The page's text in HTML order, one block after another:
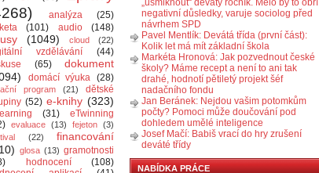
analýza
(25)
(101) audio (148)
(1049) cloud (22)
vzdělávání
(44)
(65)
dokument
domácí výuka (28)
program (21)
dětské
(52) e-knihy (323)
(31)
eTwinning
evaluace (13) fejeton (3)
(22)
financování
glosa (13) gramotnosti
hodnocení
(108)
„ušmiknout“ devátý ročník. Mělo by to obří
negativní důsledky, varuje sociolog před
návrhem SPD
Pavel Mentlík: Devátá třída (první část):
Kolik let má mít základní škola
Markéta Hronová: Jak pozvednout české
školy? Máme recept a není to ani tak
drahé, hodnotí pětiletý projekt šéf
nadačního fondu
Jan Beránek: Nejdou vašim potomkům
počty? Pomoci může doučování pod
dohledem umělé inteligence
Josef Mačí: Babiš vrací do hry zrušení
deváté třídy
NABÍDKA PRÁCE